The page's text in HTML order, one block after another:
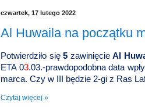
czwartek, 17 lutego 2022
Al Huwaila na początku
Potwierdziło się 5 zawinięcie Al
ETA 03.03.-prawdopodobna data
marca. Czy w III będzie 2-gi z Ras
Czytaj więcej »